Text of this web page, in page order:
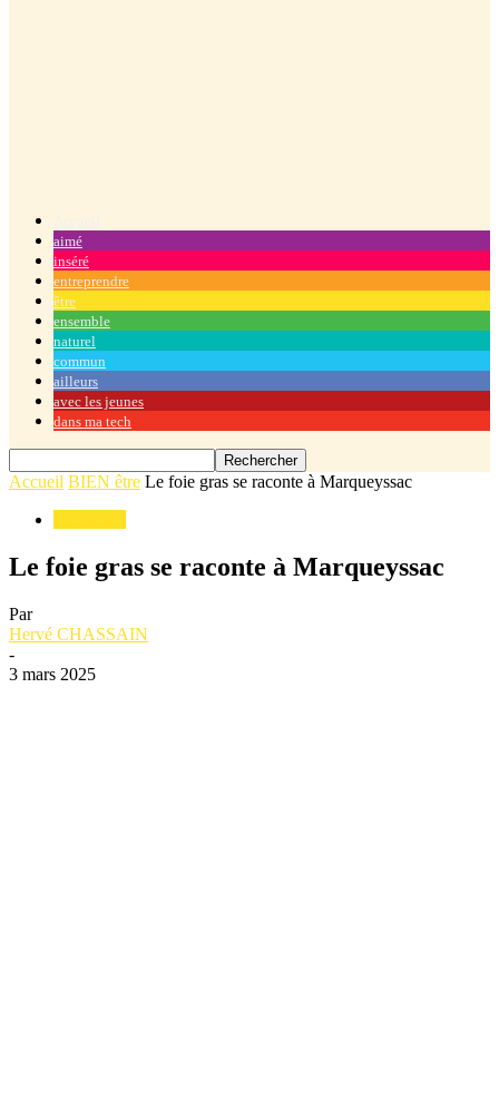
aimé
inséré
entreprendre
être
ensemble
naturel
commun
ailleurs
avec les jeunes
dans ma tech
Accueil BIEN être Le foie gras se raconte à Marqueyssac
Le foie gras se raconte à Marqueyssac
Par
Hervé CHASSAIN
-
3 mars 2025